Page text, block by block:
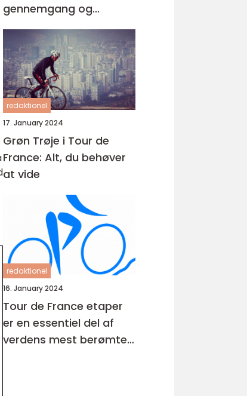
gennemgang og
præsentation
redaktionel
17. January 2024
Grøn Trøje i Tour de
France: Alt, du behøver
at vide
redaktionel
16. January 2024
Tour de France etaper
er en essentiel del af
verdens mest berømte